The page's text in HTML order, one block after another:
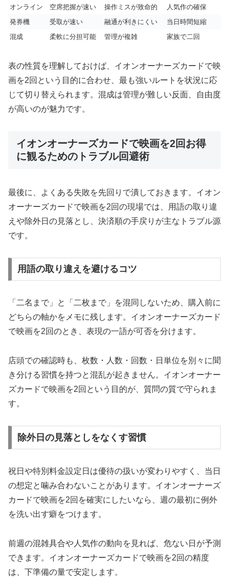
オンライン
空席把握が速い 操作ミスが致命的
人気作の確保
発券機
受取が速い 融通が利きにくい
当日時間短縮
混成
柔軟に分担可能 管理が複雑 家族で二回
表の性質を理解しておけば、イオンオーナーズカードで映
画を2回という目的に合わせ、最も強いルートを状況に応
じて切り替えられます。混成は管理が難しい反面、自由度
が高いのが魅力です。
イオンオーナーズカードで映画を2回お得
に観るためのトラブル回避術
最後に、よくある失敗を先回りで潰しておきます。イオン
オーナーズカードで映画を2回の現場では、用語の取り違
えや除外日の見落とし、決済順の手戻りが主なトラブル源
です。
用語の取り違えを避けるコツ
「二名まで」と「二枚まで」を混同しないため、購入前に
どちらの軸かをメモに残します。イオンオーナーズカード
で映画を2回のとき、表現の一語が可否を分けます。
店頭での確認時も、枚数・人数・回数・日単位を別々に聞
き分ける習慣を持つと混乱が起きません。イオンオーナー
ズカードで映画を2回という目的が、質問の質で守られま
す。
除外日の見落としをなくす習慣
祝日や特別料金設定日は優待の扱いが変わりやすく、当日
の想定と噛み合わないことがあります。イオンオーナーズ
カードで映画を2回を確実にしたいなら、週の最初に例外
を洗い出す癖をつけます。
前週の混雑具合や人気作の動向を見れば、危ない日が予測
できます。イオンオーナーズカードで映画を2回の精度
は、下準備の量で安定します。